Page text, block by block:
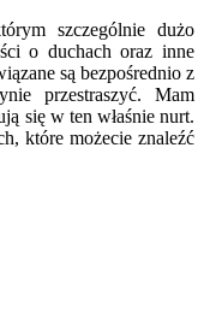
szczególnie dużo
o duchach oraz inne
są bezpośrednio z
przestraszyć. Mam
się w ten właśnie nurt.
które możecie znaleźć